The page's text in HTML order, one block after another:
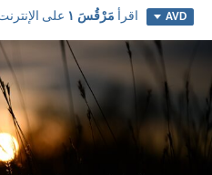
AVD اقرأ مَرْقُسَ ١ على